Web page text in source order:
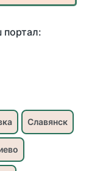
портал:
Славянск